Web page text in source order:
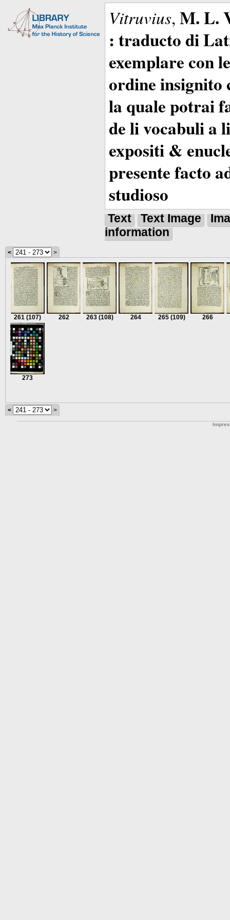
Vitruvius, M. L.
: traducto di
exemplare con
ordine insignito
la quale potrai
de li vocabuli a
expositi &
presente facto
studioso
Text Text Image
information
< >
261 (107) 262 263 (108) 264 265 (109) 266
273
< >